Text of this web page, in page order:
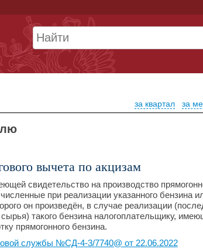
за
за квартал
вычета по акцизам
свидетельство на производство
при реализации указанного бензина
он произведён, в случае реализации
такого бензина налогоплательщику,
прямогонного бензина.
службы №СД-4-3/7740@ от 22.06.2022